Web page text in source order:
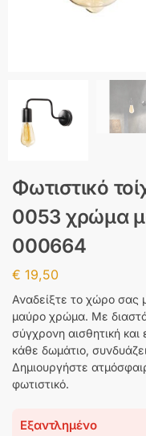
Φωτιστικό
0053 χρώμα
000664
€ 19,50
Αναδείξτε το χώρο σας
μαύρο χρώμα. Με
σύγχρονη αισθητική και
κάθε δωμάτιο,
Δημιουργήστε
φωτιστικό.
Εξαντλημένο